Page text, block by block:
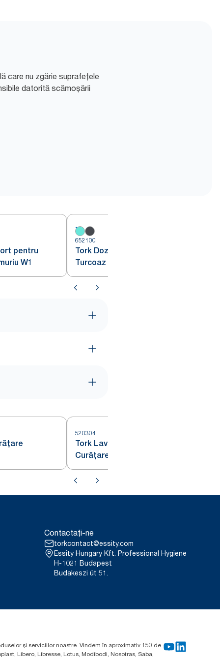
care nu zgărie suprafețele
datorită scămoșării
pentru
W1
652100
Tork Dozator de Perete Alb și
Turcoaz W1
520304
Tork Lavete Industriale pentru
Curățare Gri W1
Contactați-ne
torkcontact@essity.com
Essity Hungary Kft. Professional Hygiene
H-1021 Budapest
Budakeszi út 51.
și serviciilor noastre. Vindem în aproximativ 150 de
Libero, Libresse, Lotus, Modibodi, Nosotras, Saba,